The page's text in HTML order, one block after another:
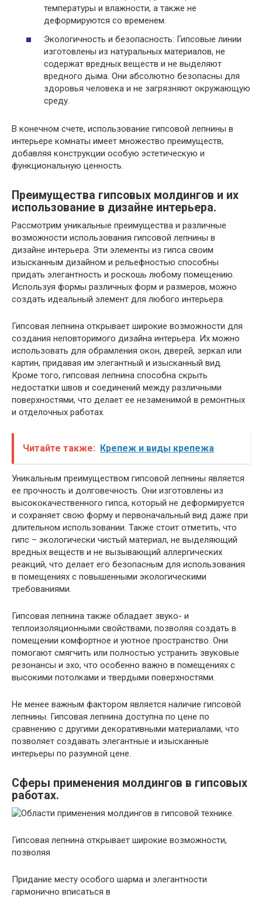
температуры и влажности, а также не
деформируются со временем.
Экологичность и безопасность: Гипсовые линии
изготовлены из натуральных материалов, не
содержат вредных веществ и не выделяют
вредного дыма. Они абсолютно безопасны для
здоровья человека и не загрязняют окружающую
среду.
В конечном счете, использование гипсовой лепнины в
интерьере комнаты имеет множество преимуществ,
добавляя конструкции особую эстетическую и
функциональную ценность.
Преимущества гипсовых молдингов и их
использование в дизайне интерьера.
Рассмотрим уникальные преимущества и различные
возможности использования гипсовой лепнины в
дизайне интерьера. Эти элементы из гипса своим
изысканным дизайном и рельефностью способны
придать элегантность и роскошь любому помещению.
Используя формы различных форм и размеров, можно
создать идеальный элемент для любого интерьера.
Гипсовая лепнина открывает широкие возможности для
создания неповторимого дизайна интерьера. Их можно
использовать для обрамления окон, дверей, зеркал или
картин, придавая им элегантный и изысканный вид.
Кроме того, гипсовая лепнина способна скрыть
недостатки швов и соединений между различными
поверхностями, что делает ее незаменимой в ремонтных
и отделочных работах.
Читайте также: Крепеж и виды крепежа
Уникальным преимуществом гипсовой лепнины является
ее прочность и долговечность. Они изготовлены из
высококачественного гипса, который не деформируется
и сохраняет свою форму и первоначальный вид даже при
длительном использовании. Также стоит отметить, что
гипс – экологически чистый материал, не выделяющий
вредных веществ и не вызывающий аллергических
реакций, что делает его безопасным для использования
в помещениях с повышенными экологическими
требованиями.
Гипсовая лепнина также обладает звуко- и
теплоизоляционными свойствами, позволяя создать в
помещении комфортное и уютное пространство. Они
помогают смягчить или полностью устранить звуковые
резонансы и эхо, что особенно важно в помещениях с
высокими потолками и твердыми поверхностями.
Не менее важным фактором является наличие гипсовой
лепнины. Гипсовая лепнина доступна по цене по
сравнению с другими декоративными материалами, что
позволяет создавать элегантные и изысканные
интерьеры по разумной цене.
Сферы применения молдингов в гипсовых
работах.
Гипсовая лепнина открывает широкие возможности,
позволяя
Придание месту особого шарма и элегантности
гармонично вписаться в